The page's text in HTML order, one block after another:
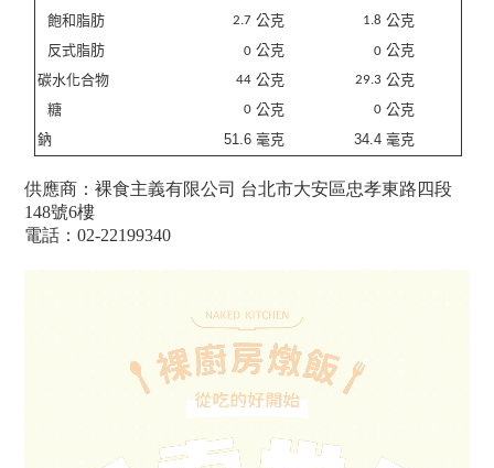
飽和脂肪
2.7 公克 1.8 公克
反式脂肪
0 公克 0 公克
碳水化合物
44 公克 29.3 公克
糖
0 公克 0 公克
鈉
51.6 毫克 34.4 毫克
供應商：裸食主義有限公司 台北市大安區忠孝東路四段
148號6樓
電話：02-22199340